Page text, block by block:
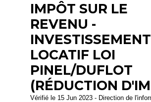
IMPÔT SUR LE
REVENU -
INVESTISSEMENT
LOCATIF LOI
PINEL/DUFLOT
(RÉDUCTION
Vérifié le 15 Jun 2023 - Direction de